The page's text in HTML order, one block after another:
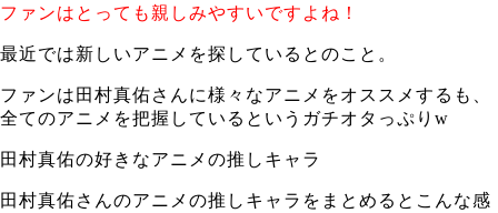
ファンはとっても親しみやすいですよね！
最近では新しいアニメを探しているとのこと。
ファンは田村真佑さんに様々なアニメをオススメするも、
全てのアニメを把握しているというガチオタっぷりw
田村真佑の好きなアニメの推しキャラ
田村真佑さんのアニメの推しキャラをまとめるとこんな感